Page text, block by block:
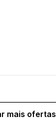
mais ofertas